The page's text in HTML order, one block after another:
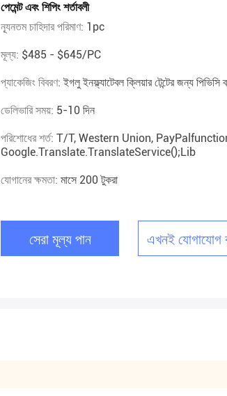
পেমেন্ট এবং শিপিং শর্তাবলী
ন্যূনতম চাহিদার পরিমাণ: 1pc
মূল্য: $485 - $645/PC
প্যাকেজিং বিবরণ:ইগলু ইনফ্ল্যাটেবল ক্লিয়ার টেন্টের জন্য
ডেলিভারি সময়: 5-10 দিন
পরিশোধের শর্ত: T/T, Western Union,
Google.translate.TranslateService();lib
যোগানের ক্ষমতা: মাসে 200 টুকরা
সেরা মূল্য পান এখনই